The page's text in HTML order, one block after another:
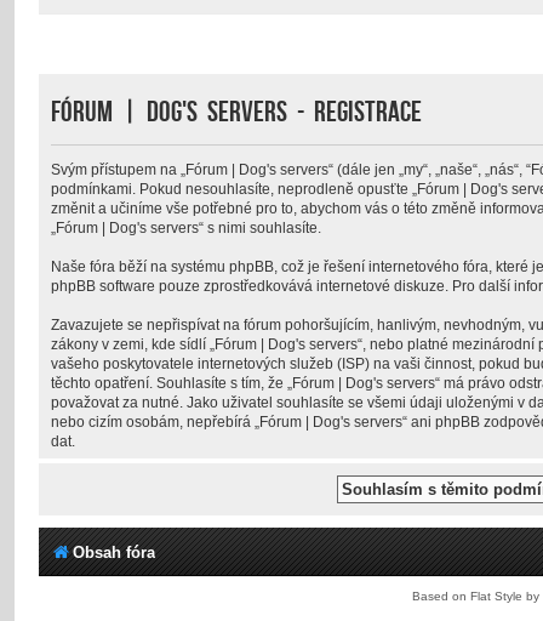
Fórum | Dog's servers - Registrace
Svým přístupem na „Fórum | Dog's servers“ (dále jen „my“, „naše“,
podmínkami. Pokud nesouhlasíte, neprodleně opusťte „Fórum | Dog's
změnit a učiníme vše potřebné pro to, abychom vás o této změně
„Fórum | Dog's servers“ s nimi souhlasíte.
Naše fóra běží na systému phpBB, což je řešení internetového fóra, které
phpBB software pouze zprostředkovává internetové diskuze. Pro další
Zavazujete se nepřispívat na fórum pohoršujícím, hanlivým, nevhodným,
zákony v zemi, kde sídlí „Fórum | Dog's servers“, nebo platné
vašeho poskytovatele internetových služeb (ISP) na vaši činnost, pokud
těchto opatření. Souhlasíte s tím, že „Fórum | Dog's servers“ má právo
považovat za nutné. Jako uživatel souhlasíte se všemi údaji uloženými v
nebo cizím osobám, nepřebírá „Fórum | Dog's servers“ ani phpBB
dat.
Obsah fóra
Based on Flat Style by